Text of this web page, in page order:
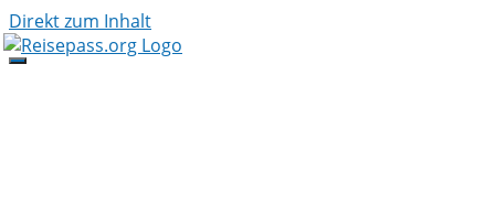
Direkt zum Inhalt